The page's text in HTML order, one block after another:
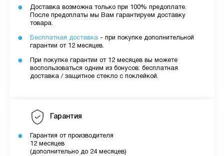
Доставка возможна только при 100% предоплате.
После предоплаты мы Вам гарантируем доставку
товара.
Бесплатная доставка - при покупке дополнительной
гарантии от 12 месяцев.
При покупке гарантии от 12 месяцев вы можете
воспользоваться одним из бонусов: бесплатная
доставка / защитное стекло с поклейкой.
Гарантия
Гарантия от производителя
12 месяцев
(дополнительно до 24 месяцев)